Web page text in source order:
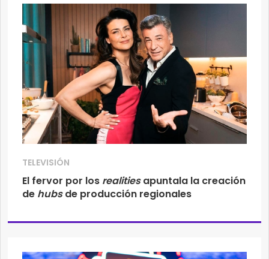
TELEVISIÓN
El fervor por los realitiesapuntala la creación
de hubsde producción regionales